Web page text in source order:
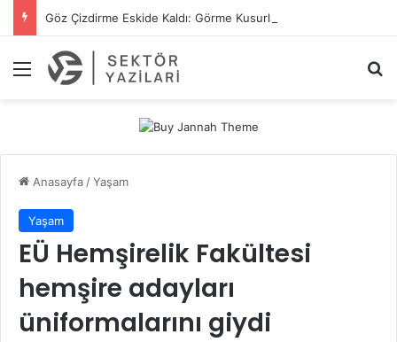
Menü
Anasayfa/Yaşam
Yaşam
EÜ Hemşirelik Fakültesi
hemşire adayları
üniformalarını giydi